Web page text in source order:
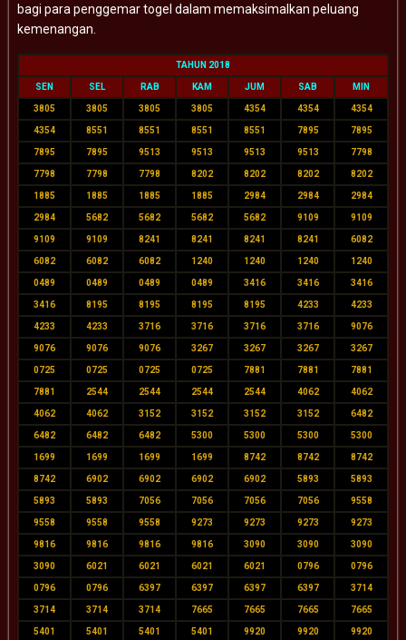
bagi para penggemar togel dalam memaksimalkan peluang
kemenangan.
TAHUN 2018
SEN SEL RAB KAM JUM SAB MIN
3805 3805 3805 3805 4354 4354 4354
4354 8551 8551 8551 8551 7895 7895
7895 7895 9513 9513 9513 9513 7798
7798 7798 7798 8202 8202 8202 8202
1885 1885 1885 1885 2984 2984 2984
2984 5682 5682 5682 5682 9109 9109
9109 9109 8241 8241 8241 8241 6082
6082 6082 6082 1240 1240 1240 1240
0489 0489 0489 0489 3416 3416 3416
3416 8195 8195 8195 8195 4233 4233
4233 4233 3716 3716 3716 3716 9076
9076 9076 9076 3267 3267 3267 3267
0725 0725 0725 0725 7881 7881 7881
7881 2544 2544 2544 2544 4062 4062
4062 4062 3152 3152 3152 3152 6482
6482 6482 6482 5300 5300 5300 5300
1699 1699 1699 1699 8742 8742 8742
8742 6902 6902 6902 6902 5893 5893
5893 5893 7056 7056 7056 7056 9558
9558 9558 9558 9273 9273 9273 9273
9816 9816 9816 9816 3090 3090 3090
3090 6021 6021 6021 6021 0796 0796
0796 0796 6397 6397 6397 6397 3714
3714 3714 3714 7665 7665 7665 7665
5401 5401 5401 5401 9920 9920 9920